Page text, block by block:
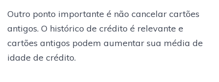
Outro ponto importante é não cancelar cartões
antigos. O histórico de crédito é relevante e
cartões antigos podem aumentar sua média de
idade de crédito.